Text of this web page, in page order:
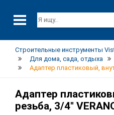
Строительные инструменты
Для дома, сада, отдыха
Адаптер пластиковый,
Адаптер
резьба, 3/4"